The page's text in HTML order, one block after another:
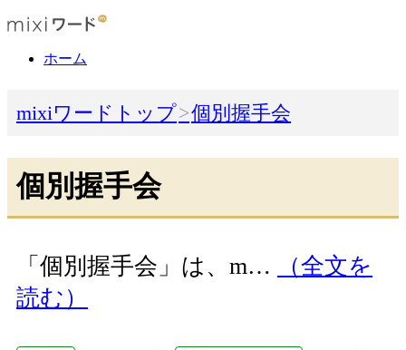
ホーム
mixiワードトップ 個別握手会
個別握手会
「個別握手会」は、m…
（全文を
読む）